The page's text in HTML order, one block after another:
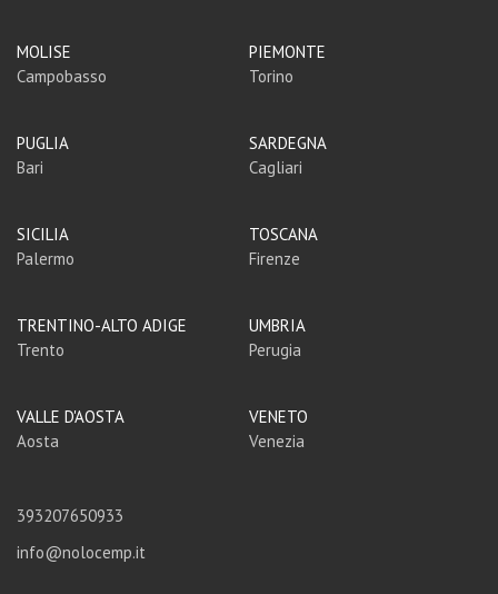
MOLISE
Campobasso
PIEMONTE
Torino
PUGLIA
Bari
SARDEGNA
Cagliari
SICILIA
Palermo
TOSCANA
Firenze
TRENTINO-ALTO ADIGE
Trento
UMBRIA
Perugia
VALLE D'AOSTA
Aosta
VENETO
Venezia
393207650933
info@nolocemp.it